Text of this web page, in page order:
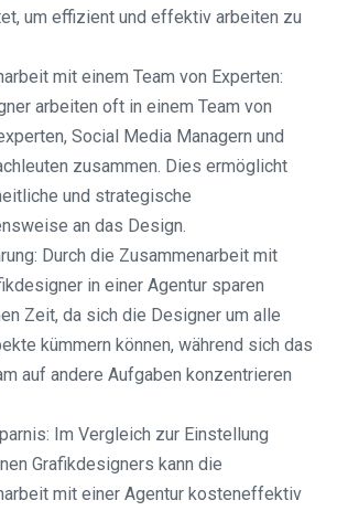
um effizient und effektiv arbeiten zu
mit einem Team von Experten:
arbeiten oft in einem Team von
Social Media Managern und
zusammen. Dies ermöglicht
und strategische
an das Design.
Durch die Zusammenarbeit mit
in einer Agentur sparen
Zeit, da sich die Designer um alle
kümmern können, während sich das
auf andere Aufgaben konzentrieren
Im Vergleich zur Einstellung
Grafikdesigners kann die
mit einer Agentur kosteneffektiv